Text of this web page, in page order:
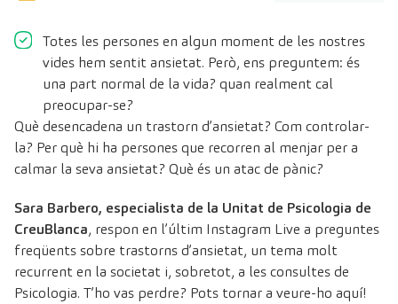
Totes les persones en algun moment de les nostres
vides hem sentit ansietat. Però, ens preguntem: és
una part normal de la vida? quan realment cal
preocupar-se?
Què desencadena un trastorn d’ansietat? Com controlar-
la? Per què hi ha persones que recorren al menjar per a
calmar la seva ansietat? Què és un atac de pànic?
Sara Barbero, especialista de la Unitat de Psicologia de
CreuBlanca, respon en l’últim Instagram Live a preguntes
freqüents sobre trastorns d’ansietat, un tema molt
recurrent en la societat i, sobretot, a les consultes de
Psicologia. T’ho vas perdre? Pots tornar a veure-ho aquí!